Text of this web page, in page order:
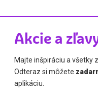
Akcie a
Majte inšpiráciu a všetky
Odteraz si môžete
aplikáciu.